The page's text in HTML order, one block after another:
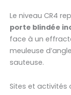
Le niveau CR4
porte blindée
face à un
meuleuse
sauteuse.
Sites et activités